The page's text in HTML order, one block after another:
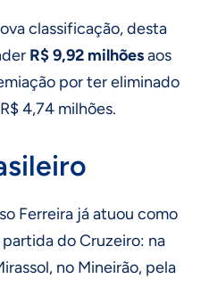
classificação, desta
R$ 9,92 milhõesaos
por ter eliminado
4,74 milhões.
Ferreira já atuou como
do Cruzeiro: na
no Mineirão, pela